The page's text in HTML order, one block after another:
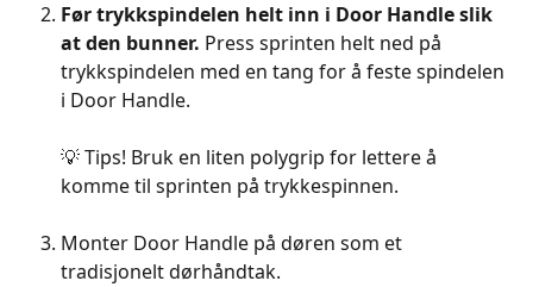
Før trykkspindelen helt inn i Door Handle slik
at den bunner. Press sprinten helt ned på
trykkspindelen med en tang for å feste spindelen
i Door Handle.
💡 Tips! Bruk en liten polygrip for lettere å
komme til sprinten på trykkespinnen.
Monter Door Handle på døren som et
tradisjonelt dørhåndtak.